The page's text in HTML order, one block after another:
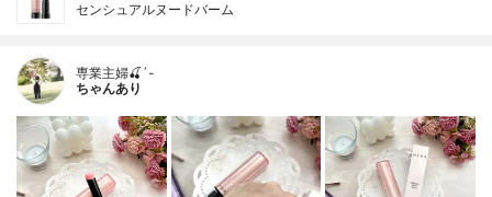
センシュアルヌードバーム
専業主婦🍒´-
ちゃんあり